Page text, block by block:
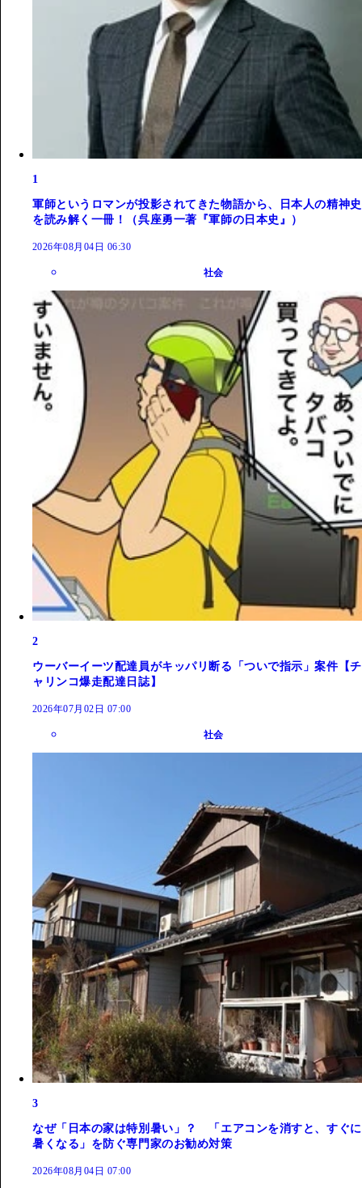
1
軍師というロマンが投影されてきた物語から、日本人の精神史
を読み解く一冊！（呉座勇一著『軍師の日本史』）
2026年08月04日 06:30
社会
2
ウーバーイーツ配達員がキッパリ断る「ついで指示」案件【チ
ャリンコ爆走配達日誌】
2026年07月02日 07:00
社会
3
なぜ「日本の家は特別暑い」？ 「エアコンを消すと、すぐに
暑くなる」を防ぐ専門家のお勧め対策
2026年08月04日 07:00